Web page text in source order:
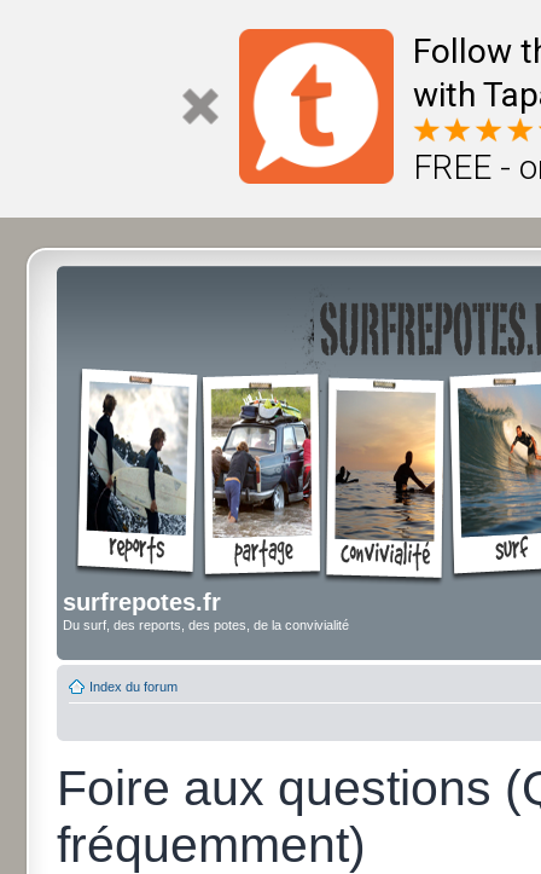
Follow
with
FREE -
surfrepotes.fr
Du surf, des reports, des potes, de la convivialité
Index du forum
Foire aux questions
fréquemment)